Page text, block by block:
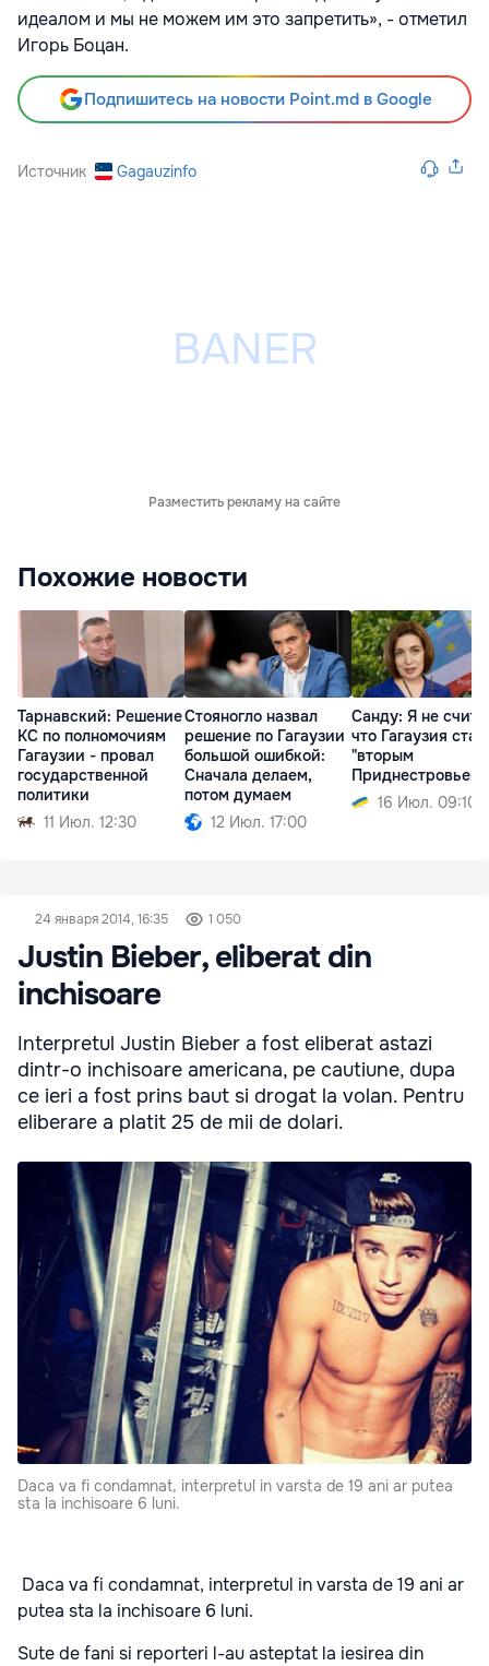
идеалом и мы не можем им это запретить», - отметил
Игорь Боцан.
Подпишитесь на новости Point.md в Google
Источник Gagauzinfo
Разместить рекламу на сайте
Похожие новости
Тарнавский: Решение
КС по полномочиям
Гагаузии - провал
государственной
политики
11 Июл. 12:30
Стояногло назвал
решение по Гагаузии
большой ошибкой:
Сначала делаем,
потом думаем
12 Июл. 17:00
Санду: Я не
что Гагаузия
"вторым
Приднестровьем"
16 Июл. 09:10
24 января 2014, 16:35 1 050
Justin Bieber, eliberat din
inchisoare
Interpretul Justin Bieber a fost eliberat astazi
dintr-o inchisoare americana, pe cautiune, dupa
ce ieri a fost prins baut si drogat la volan. Pentru
eliberare a platit 25 de mii de dolari.
Daca va fi condamnat, interpretul in varsta de 19 ani ar putea
sta la inchisoare 6 luni.
Daca va fi condamnat, interpretul in varsta de 19 ani ar
putea sta la inchisoare 6 luni.
Sute de fani si reporteri l-au asteptat la iesirea din